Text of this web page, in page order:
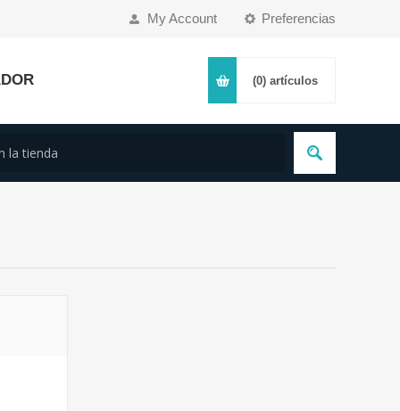
Preferencias
My Account
(0) artículos